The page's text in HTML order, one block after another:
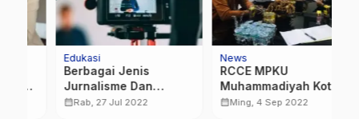
Edukasi
Berbagai Jenis
Jurnalisme Dan
Penjelasan Yang Anda
Rab, 27 Jul 2022
RCCE MPKU
Muhammadiyah Kota
Makassar Komitmen
Ming, 4 Sep 2022